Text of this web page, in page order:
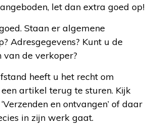
let dan extra goed op!
Staan er algemene
Adresgegevens? Kunt u de
de verkoper?
heeft u het recht om
artikel terug te sturen. Kijk
en ontvangen’ of daar
in zijn werk gaat.